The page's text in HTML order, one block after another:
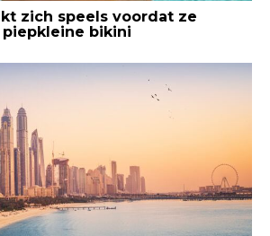
zich speels voordat ze
bikini